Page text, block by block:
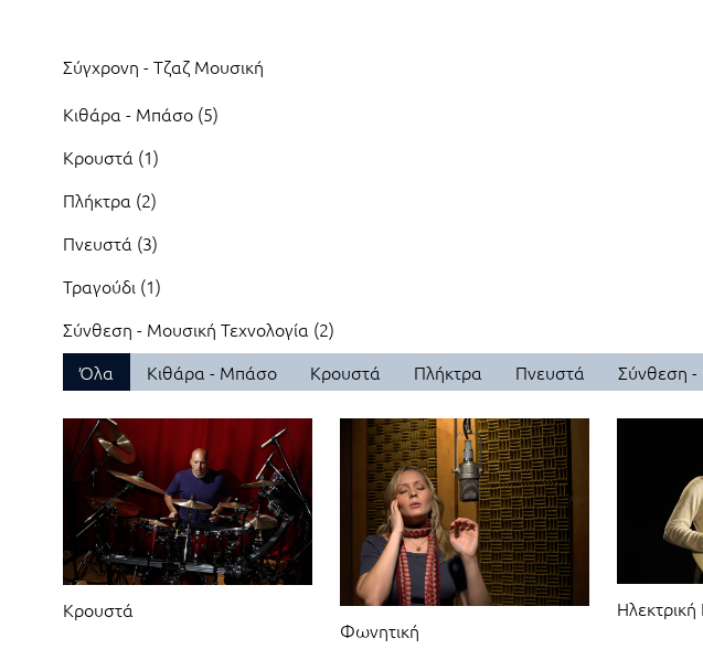
Σύγχρονη - Τζαζ Μουσική
Κιθάρα - Μπάσο (5)
Κρουστά (1)
Πλήκτρα (2)
Πνευστά (3)
Τραγούδι (1)
Σύνθεση - Μουσική Τεχνολογία (2)
Όλα
Κιθάρα - Μπάσο Κρουστά Πλήκτρα Πνευστά Σύνθεση -
Κρουστά
Φωνητική